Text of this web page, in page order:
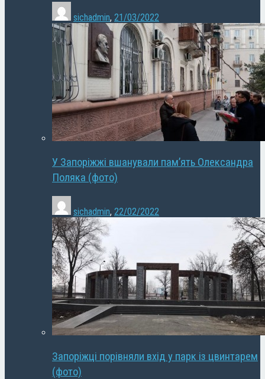
sichadmin, 21/03/2022
У Запоріжжі вшанували пам’ять Олександра
Поляка (фото)
sichadmin, 22/02/2022
Запоріжці порівняли вхід у парк із цвинтарем
(фото)